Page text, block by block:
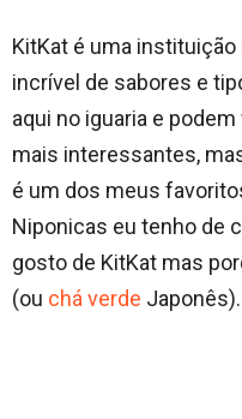
KitKat é uma
incrível de sabores e
aqui no iguaria e
mais interessantes,
é um dos meus
Niponicas eu tenho de
gosto de KitKat mas
(ou chá verde Japonês).